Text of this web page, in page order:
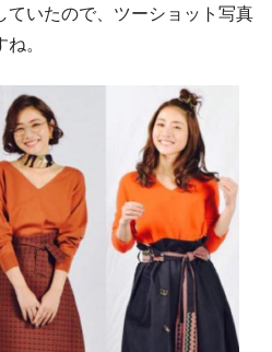
ていたので、ツーショット写真
。